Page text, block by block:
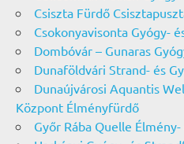
Csiszta Fürdő
Csokonyavisonta Gyógy-
Dombóvár – Gunaras
Dunaföldvári Strand- és
Dunaújvárosi Aquantis
Központ Élményfürdő
Győr Rába Quelle